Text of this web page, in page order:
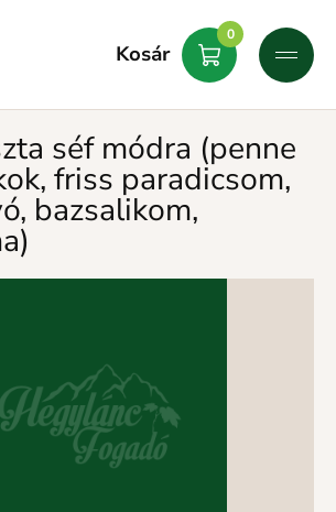
Kosár
0
séf módra (penne
friss paradicsom,
bazsalikom,